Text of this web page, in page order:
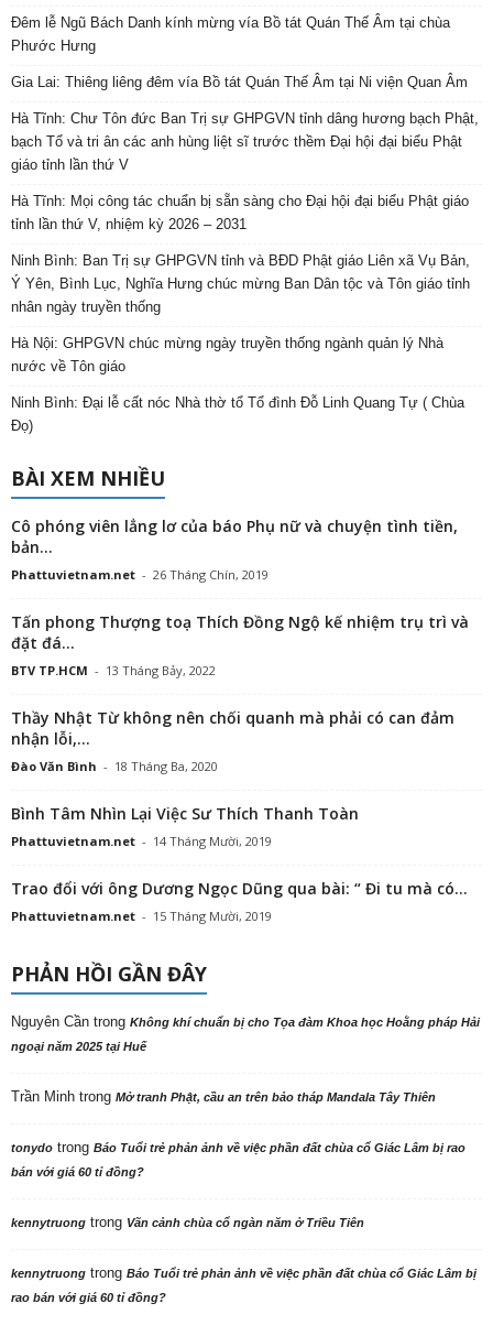
Đêm lễ Ngũ Bách Danh kính mừng vía Bồ tát Quán Thế Âm tại chùa
Phước Hưng
Gia Lai: Thiêng liêng đêm vía Bồ tát Quán Thế Âm tại Ni viện Quan Âm
Hà Tĩnh: Chư Tôn đức Ban Trị sự GHPGVN tỉnh dâng hương bạch Phật,
bạch Tổ và tri ân các anh hùng liệt sĩ trước thềm Đại hội đại biểu Phật
giáo tỉnh lần thứ V
Hà Tĩnh: Mọi công tác chuẩn bị sẵn sàng cho Đại hội đại biểu Phật giáo
tỉnh lần thứ V, nhiệm kỳ 2026 – 2031
Ninh Bình: Ban Trị sự GHPGVN tỉnh và BĐD Phật giáo Liên xã Vụ Bản,
Ý Yên, Bình Lục, Nghĩa Hưng chúc mừng Ban Dân tộc và Tôn giáo tỉnh
nhân ngày truyền thống
Hà Nội: GHPGVN chúc mừng ngày truyền thống ngành quản lý Nhà
nước về Tôn giáo
Ninh Bình: Đại lễ cất nóc Nhà thờ tổ Tổ đình Đỗ Linh Quang Tự ( Chùa
Đọ)
BÀI XEM NHIỀU
Cô phóng viên lẳng lơ của báo Phụ nữ và chuyện tình tiền,
bản...
Phattuvietnam.net - 26 Tháng Chín, 2019
Tấn phong Thượng toạ Thích Đồng Ngộ kế nhiệm trụ trì và
đặt đá...
BTV TP.HCM - 13 Tháng Bảy, 2022
Thầy Nhật Từ không nên chối quanh mà phải có can đảm
nhận lỗi,...
Đào Văn Bình - 18 Tháng Ba, 2020
Bình Tâm Nhìn Lại Việc Sư Thích Thanh Toàn
Phattuvietnam.net - 14 Tháng Mười, 2019
Trao đổi với ông Dương Ngọc Dũng qua bài: “ Đi tu mà có...
Phattuvietnam.net - 15 Tháng Mười, 2019
PHẢN HỒI GẦN ĐÂY
Nguyên Cần trong Không khí chuẩn bị cho Tọa đàm Khoa học Hoằng pháp Hải
ngoại năm 2025 tại Huế
Trần Minh trong Mở tranh Phật, cầu an trên bảo tháp Mandala Tây Thiên
tonydo trong Báo Tuổi trẻ phản ảnh về việc phần đất chùa cổ Giác Lâm bị rao
bán với giá 60 tỉ đồng?
kennytruong trong Vãn cảnh chùa cổ ngàn năm ở Triều Tiên
kennytruong trong Báo Tuổi trẻ phản ảnh về việc phần đất chùa cổ Giác Lâm bị
rao bán với giá 60 tỉ đồng?